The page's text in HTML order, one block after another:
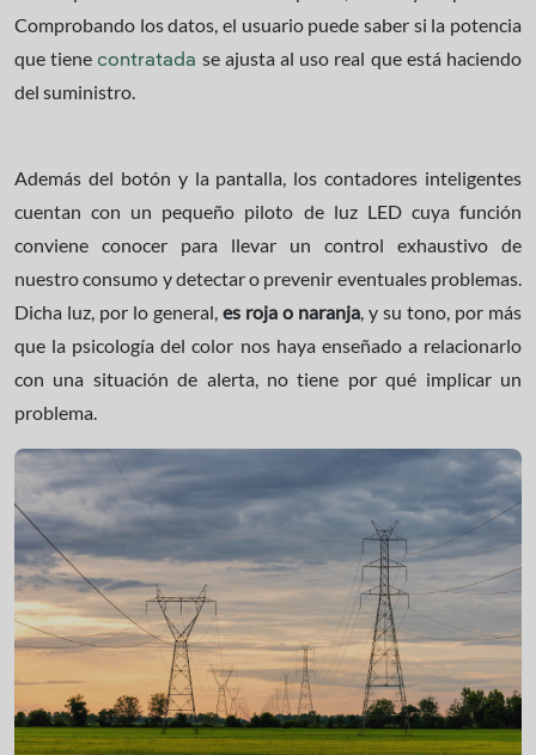
Comprobando los datos, el usuario puede saber si la potencia
que tiene contratada se ajusta al uso real que está haciendo
del suministro.
Además del botón y la pantalla, los contadores inteligentes
cuentan con un pequeño piloto de luz LED cuya función
conviene conocer para llevar un control exhaustivo de
nuestro consumo y detectar o prevenir eventuales problemas.
Dicha luz, por lo general, es roja o naranja, y su tono, por más
que la psicología del color nos haya enseñado a relacionarlo
con una situación de alerta, no tiene por qué implicar un
problema.